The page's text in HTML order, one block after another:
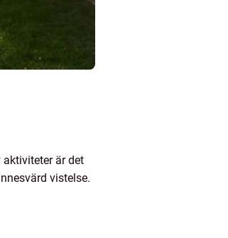
är det
vistelse.